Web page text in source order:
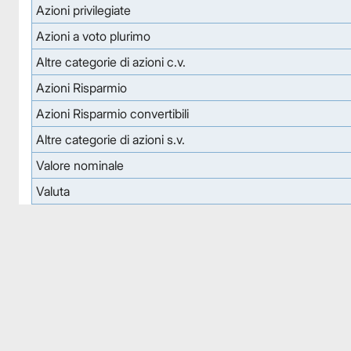
Azioni privilegiate
Azioni a voto plurimo
Altre categorie di azioni c.v.
Azioni Risparmio
Azioni Risparmio convertibili
Altre categorie di azioni s.v.
Valore nominale
Valuta